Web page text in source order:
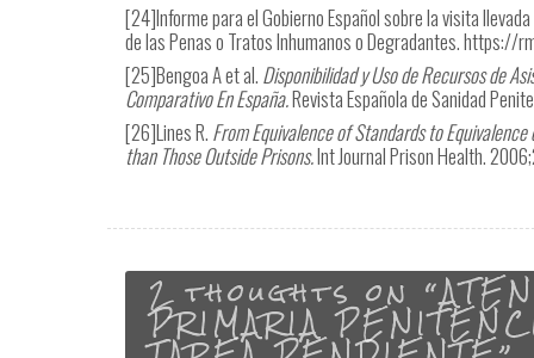
[24]Informe para el Gobierno Español sobre la visita
de las Penas o Tratos Inhumanos o Degradantes.
[25]Bengoa A et al. Disponibilidad y Uso de Recursos de
Comparativo En España.Revista Española de Sanidad
[26]Lines R. From Equivalence of Standards to
than Those Outside Prisons.Int Journal Prison Health.
2 thoughts on “
PRIMARIA